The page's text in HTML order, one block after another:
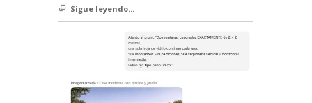
Sigue leyendo...